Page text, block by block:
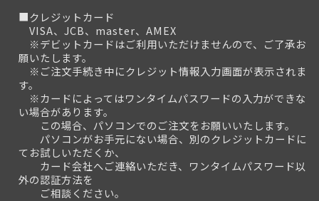
■クレジットカード
VISA、JCB、master、AMEX
※デビットカードはご利用いただけませんので、ご了承お
願いたします。
※ご注文手続き中にクレジット情報入力画面が表示されま
す。
※カードによってはワンタイムパスワードの入力ができな
い場合があります。
この場合、パソコンでのご注文をお願いいたします。
パソコンがお手元にない場合、別のクレジットカードに
てお試しいただくか、
カード会社へご連絡いただき、ワンタイムパスワード以
外の認証方法を
ご相談ください。